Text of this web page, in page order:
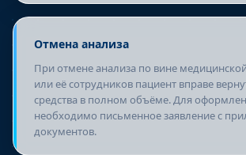
Отмена анализа
При отмене анализа по вине
или её сотрудников пациент вправе
средства в полном объёме. Для
необходимо письменное заявление с
документов.